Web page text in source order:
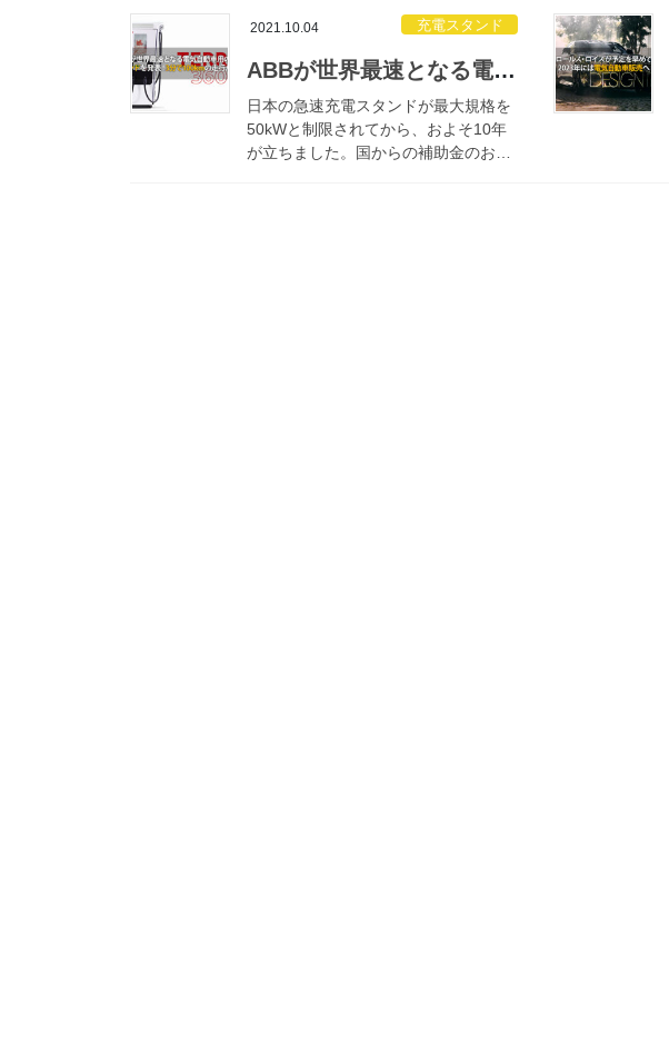
にも満たない保有率から、当時と比べ
て大きく水を開けられる結果となって
しまってい […]
2021.10.04 充電スタンド
ABBが世界最速となる電気自動車用の充電スタンドを発表！3分で100kmの走行が可能
日本の急速充電スタンドが最大規格を
50kWと制限されてから、およそ10年
が立ちました。国からの補助金のおか